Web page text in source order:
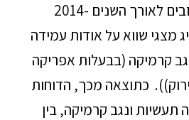
דיווחים ורישומים כוזבים לאורך השנים 2014-
מצגי שווא על אודות עמידה
קרמיקה (בבעלות אפריקה
כתוצאה מכך, הדוחות
תעשיות ונגב קרמיקה, בין